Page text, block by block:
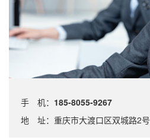
手 机： 185-8055-9267
地 址：重庆市大渡口区双城路2号